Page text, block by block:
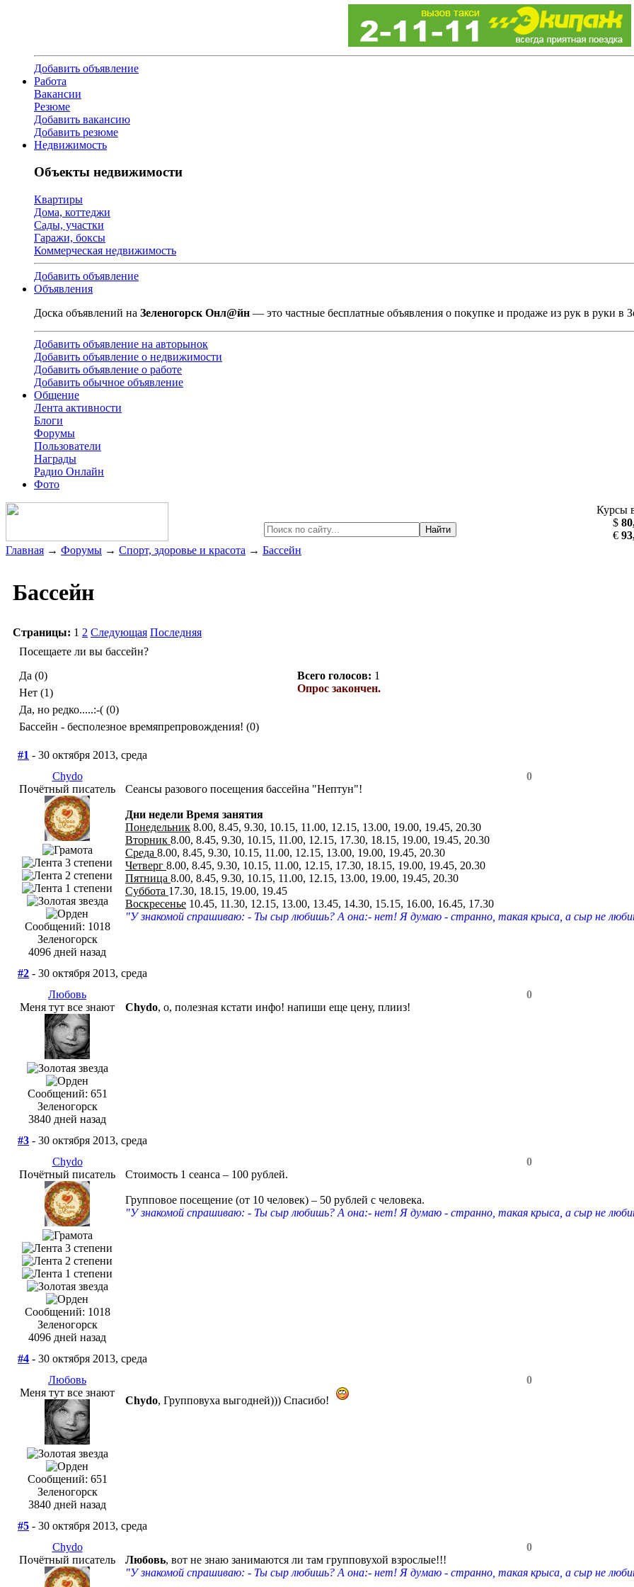
Добавить объявление
Работа
Вакансии
Резюме
Добавить вакансию
Добавить резюме
Недвижимость
Объекты недвижимости
Квартиры
Дома, коттеджи
Сады, участки
Гаражи, боксы
Коммерческая недвижимость
Добавить объявление
Объявления
Доска объявлений на Зеленогорск Онл@йн — это частные бесплатные объявления о покупке и продаже из рук в руки в
Добавить объявление на авторынок
Добавить объявление о недвижимости
Добавить объявление о работе
Добавить обычное объявление
Общение
Лента активности
Блоги
Форумы
Пользователи
Награды
Радио Онлайн
Фото
Найти
Курсы
$
€
Главная → Форумы → Спорт, здоровье и красота → Бассейн
Бассейн
Страницы: 1 2 Следующая Последняя
Посещаете ли вы бассейн?
Да (0)
Нет (1)
Да, но редко.....:-( (0)
Бассейн - бесполезное времяпрепровождения! (0)
Всего голосов: 1
Опрос закончен.
#1 - 30 октября 2013, среда
Chydo
Почётный писатель
Сообщений: 1018
Зеленогорск
4096 дней назад
0
Сеансы разового посещения бассейна "Нептун"!
Дни недели Время занятия
Понедельник 8.00, 8.45, 9.30, 10.15, 11.00, 12.15, 13.00, 19.00, 19.45, 20.30
Вторник 8.00, 8.45, 9.30, 10.15, 11.00, 12.15, 17.30, 18.15, 19.00, 19.45, 20.30
Среда 8.00, 8.45, 9.30, 10.15, 11.00, 12.15, 13.00, 19.00, 19.45, 20.30
Четверг 8.00, 8.45, 9.30, 10.15, 11.00, 12.15, 17.30, 18.15, 19.00, 19.45, 20.30
Пятница 8.00, 8.45, 9.30, 10.15, 11.00, 12.15, 13.00, 19.00, 19.45, 20.30
Суббота 17.30, 18.15, 19.00, 19.45
Воскресенье 10.45, 11.30, 12.15, 13.00, 13.45, 14.30, 15.15, 16.00, 16.45, 17.30
"У знакомой спрашиваю: - Ты сыр любишь? А она:- нет! Я думаю - странно, такая крыса, а сыр не
#2 - 30 октября 2013, среда
Любовь
Меня тут все знают
Сообщений: 651
Зеленогорск
3840 дней назад
0
Chydo, о, полезная кстати инфо! напиши еще цену, плииз!
#3 - 30 октября 2013, среда
Chydo
Почётный писатель
Сообщений: 1018
Зеленогорск
4096 дней назад
0
Стоимость 1 сеанса – 100 рублей.
Групповое посещение (от 10 человек) – 50 рублей с человека.
"У знакомой спрашиваю: - Ты сыр любишь? А она:- нет! Я думаю - странно, такая крыса, а сыр не
#4 - 30 октября 2013, среда
Любовь
Меня тут все знают
Сообщений: 651
Зеленогорск
3840 дней назад
0
Chydo, Групповуха выгодней))) Спасибо!
#5 - 30 октября 2013, среда
Chydo
Почётный писатель
0
Любовь, вот не знаю занимаются ли там групповухой взрослые!!!
"У знакомой спрашиваю: - Ты сыр любишь? А она:- нет! Я думаю - странно, такая крыса, а сыр не